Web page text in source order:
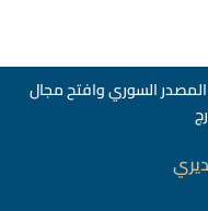
السوري وافتح مجال